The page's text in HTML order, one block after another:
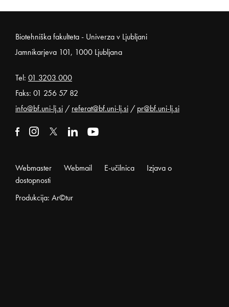
Noga strani
Biotehniška fakulteta - Univerza v Ljubljani
Jamnikarjeva 101, 1000 Ljubljana
Tel: 01 3203 000
Faks: 01 256 57 82
info@bf.uni-lj.si / referat@bf.uni-lj.si / pr@bf.uni-lj.si
Webmaster Webmail E-učilnica
Izjava o
dostopnosti
Produkcija: Ar©tur